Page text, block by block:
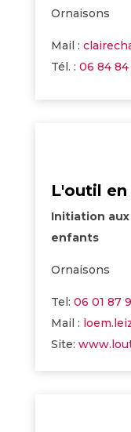
Ornaisons
Mail :
Tél. : 06 84
L'outil en
Initiation
enfants
Ornaisons
Tel: 06 01 87
Mail :
Site: